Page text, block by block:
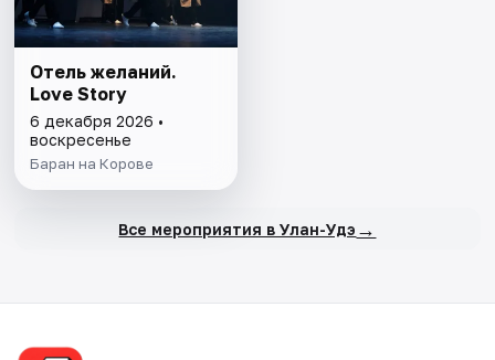
Отель желаний.
Love Story
6 декабря 2026 •
воскресенье
Баран на Корове
Все мероприятия в Улан-Удэ →